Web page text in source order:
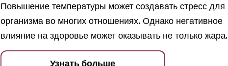
Повышение температуры может создавать стресс для
организма во многих отношениях. Однако негативное
влияние на здоровье может оказывать не только жара.
Узнать больше